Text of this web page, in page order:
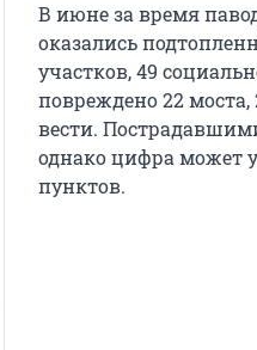
В июне за время
оказались
участков, 49
повреждено 22
вести.
однако цифра может
пунктов.